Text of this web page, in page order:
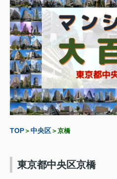
TOP ＞ 中央区 ＞京橋
東京都中央区京橋